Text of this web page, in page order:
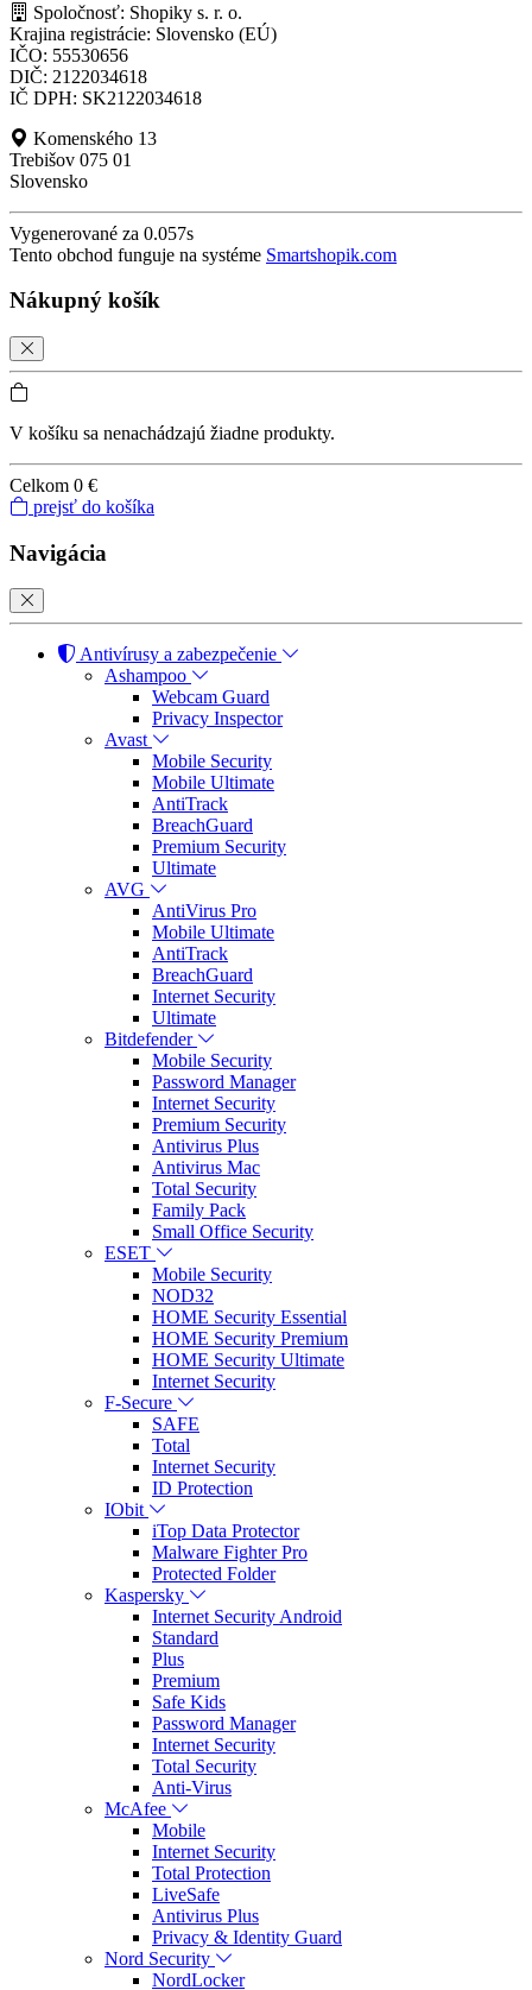
Spoločnosť: Shopiky s. r. o.
Krajina registrácie: Slovensko (EÚ)
IČO: 55530656
DIČ: 2122034618
IČ DPH: SK2122034618
Komenského 13
Trebišov 075 01
Slovensko
Vygenerované za 0.057s
Tento obchod funguje na systéme Smartshopik.com
Nákupný košík
V košíku sa nenachádzajú žiadne produkty.
Celkom 0 €
prejsť do košíka
Navigácia
Antivírusy a zabezpečenie
Ashampoo
Webcam Guard
Privacy Inspector
Avast
Mobile Security
Mobile Ultimate
AntiTrack
BreachGuard
Premium Security
Ultimate
AVG
AntiVirus Pro
Mobile Ultimate
AntiTrack
BreachGuard
Internet Security
Ultimate
Bitdefender
Mobile Security
Password Manager
Internet Security
Premium Security
Antivirus Plus
Antivirus Mac
Total Security
Family Pack
Small Office Security
ESET
Mobile Security
NOD32
HOME Security Essential
HOME Security Premium
HOME Security Ultimate
Internet Security
F-Secure
SAFE
Total
Internet Security
ID Protection
IObit
iTop Data Protector
Malware Fighter Pro
Protected Folder
Kaspersky
Internet Security Android
Standard
Plus
Premium
Safe Kids
Password Manager
Internet Security
Total Security
Anti-Virus
McAfee
Mobile
Internet Security
Total Protection
LiveSafe
Antivirus Plus
Privacy & Identity Guard
Nord Security
NordLocker